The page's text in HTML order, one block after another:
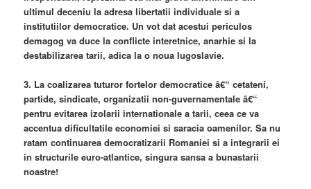
ultimul deceniu la adresa libertatii individuale si a
institutiilor democratice. Un vot dat acestui periculos
demagog va duce la conflicte interetnice, anarhie si la
destabilizarea tarii, adica la o noua Iugoslavie.
3. La coalizarea tuturor fortelor democratice â€“ cetateni,
partide, sindicate, organizatii non-guvernamentale â€“
pentru evitarea izolarii internationale a tarii, ceea ce va
accentua dificultatile economiei si saracia oamenilor. Sa nu
ratam continuarea democratizarii Romaniei si a integrarii ei
in structurile euro-atlantice, singura sansa a bunastarii
noastre!